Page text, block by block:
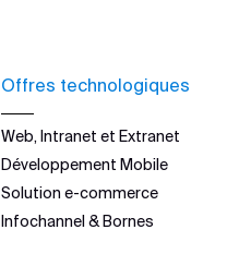
Offres technologiques
Web, Intranet et Extranet
Développement Mobile
Solution e-commerce
Infochannel & Bornes